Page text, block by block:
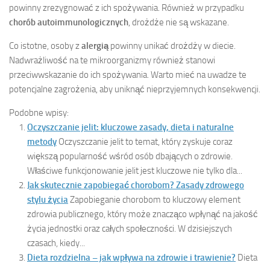
powinny zrezygnować z ich spożywania. Również w przypadku
chorób autoimmunologicznych, drożdże nie są wskazane.
Co istotne, osoby zalergiąpowinny unikać drożdży w diecie.
Nadwrażliwość na te mikroorganizmy również stanowi
przeciwwskazanie do ich spożywania. Warto mieć na uwadze te
potencjalne zagrożenia, aby uniknąć nieprzyjemnych konsekwencji.
Podobne wpisy:
Oczyszczanie jelit: kluczowe zasady, dieta i naturalne
metody Oczyszczanie jelit to temat, który zyskuje coraz
większą popularność wśród osób dbających o zdrowie.
Właściwe funkcjonowanie jelit jest kluczowe nie tylko dla...
Jak skutecznie zapobiegać chorobom? Zasady zdrowego
stylu życiaZapobieganie chorobom to kluczowy element
zdrowia publicznego, który może znacząco wpłynąć na jakość
życia jednostki oraz całych społeczności. W dzisiejszych
czasach, kiedy...
Dieta rozdzielna – jak wpływa na zdrowie i trawienie? Dieta